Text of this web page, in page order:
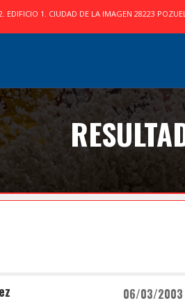
EDIFICIO 1. CIUDAD DE LA IMAGEN 28223
06/03/2003